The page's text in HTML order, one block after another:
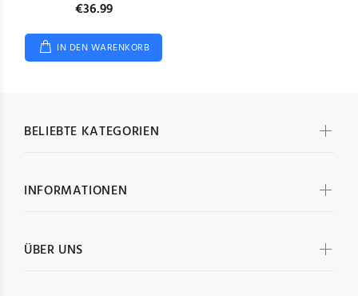
€36.99
IN DEN WARENKORB
BELIEBTE KATEGORIEN
INFORMATIONEN
ÜBER UNS